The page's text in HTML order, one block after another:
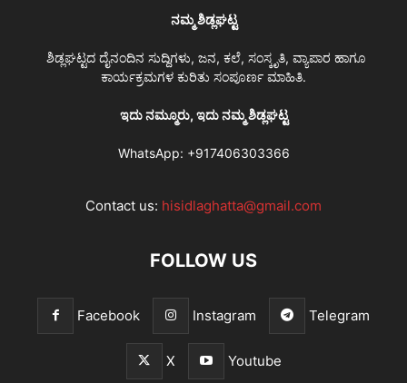
ನಮ್ಮ ಶಿಡ್ಲಘಟ್ಟ
ಶಿಡ್ಲಘಟ್ಟದ ದೈನಂದಿನ ಸುದ್ದಿಗಳು, ಜನ, ಕಲೆ, ಸಂಸ್ಕೃತಿ, ವ್ಯಾಪಾರ ಹಾಗೂ
ಕಾರ್ಯಕ್ರಮಗಳ ಕುರಿತು ಸಂಪೂರ್ಣ ಮಾಹಿತಿ.
ಇದು ನಮ್ಮೂರು, ಇದು ನಮ್ಮ ಶಿಡ್ಲಘಟ್ಟ
WhatsApp: +917406303366
Contact us: hisidlaghatta@gmail.com
FOLLOW US
Facebook Instagram Telegram
X Youtube